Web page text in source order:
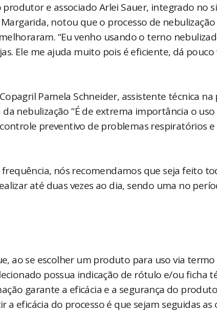
e associado Arlei Sauer, integrado no
notou que o processo de
“Eu venho usando o terno
Ele me ajuda muito pois é eficiente, dá
Pamela Schneider, assistente técnica
nebulização “É de extrema importância o
preventivo de problemas respiratórios
nós recomendamos que seja feito
até duas vezes ao dia, sendo uma no
ao se escolher um produto para uso via termo
possua indicação de rótulo e/ou ficha
garante a eficácia e a segurança do
a eficácia do processo é que sejam seguidas